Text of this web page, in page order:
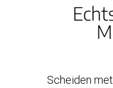
Scheiden